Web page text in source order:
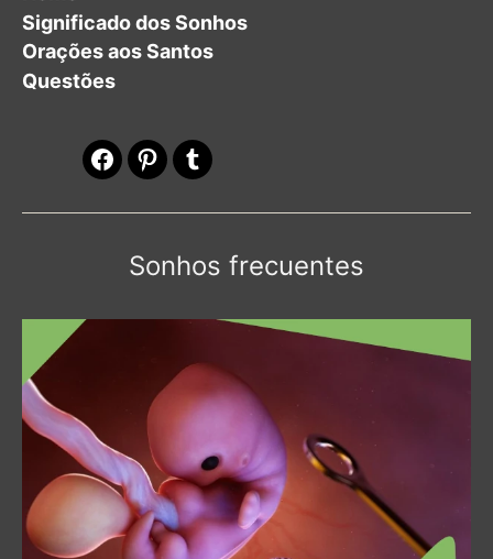
Significado dos Sonhos
Orações aos Santos
Questões
Facebook
PinterestTumblr
Sonhos frecuentes